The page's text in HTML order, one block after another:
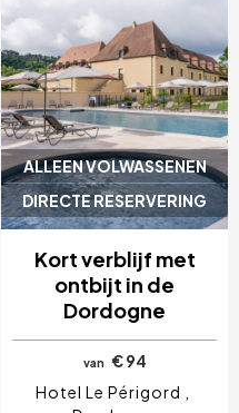
ALLEEN VOLWASSENEN
DIRECTE RESERVERING
Kort verblijf met
ontbijt in de
Dordogne
van € 94
Hotel Le Périgord